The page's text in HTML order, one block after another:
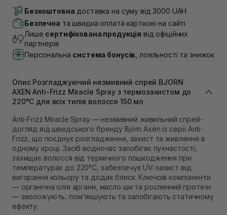
В наявності
Самовивіз м. Луцьк, вул. Винниченка 4
В наявності
Самовивіз м. Львів, вул. Академіка Підстригача, 1В
(Duck’s Lake)
В наявності
В наявності
Самовивіз м. Львів, вул. Степана Бандери 45
В наявності
В наявності
Самовивіз м. Рівне, вул. Кулика і Гудачека 23 (ТЦ
Екватор)
В наявності
Безкоштовна доставка на суму від 3000 UAH
Безпечна та швидка оплата карткою на сайті
Лише сертифікована продукція від офіційних
партнерів
Персональна система бонусів , лояльності та знижок
Опис Розгладжуючий незмивний спрей BJORN
AXEN Anti-Frizz Miracle Spray з термозахистом до
220°C для всіх типів волосся 150 мл
Anti-Frizz Miracle Spray — незмивний живильний спрей-
догляд від шведського бренду Björn Axén із серії Anti-
Frizz, що поєднує розгладження, захист та живлення в
одному кроці. Засіб водночас запобігає пухнастості,
захищає волосся від термічного пошкодження при
температурах до 220°C, забезпечує UV-захист від
вигорання кольору та додає блиск. Ключові компоненти
— органічна олія аргани, масло ши та рослинний протеїн
— зволожують, пом'якшують та запобігають статичному
ефекту.